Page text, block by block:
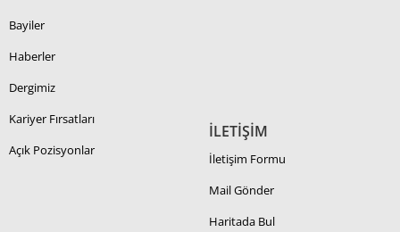
Bayiler
Haberler
Dergimiz
Kariyer Fırsatları
Açık Pozisyonlar
İLETİŞİM
İletişim Formu
Mail Gönder
Haritada Bul